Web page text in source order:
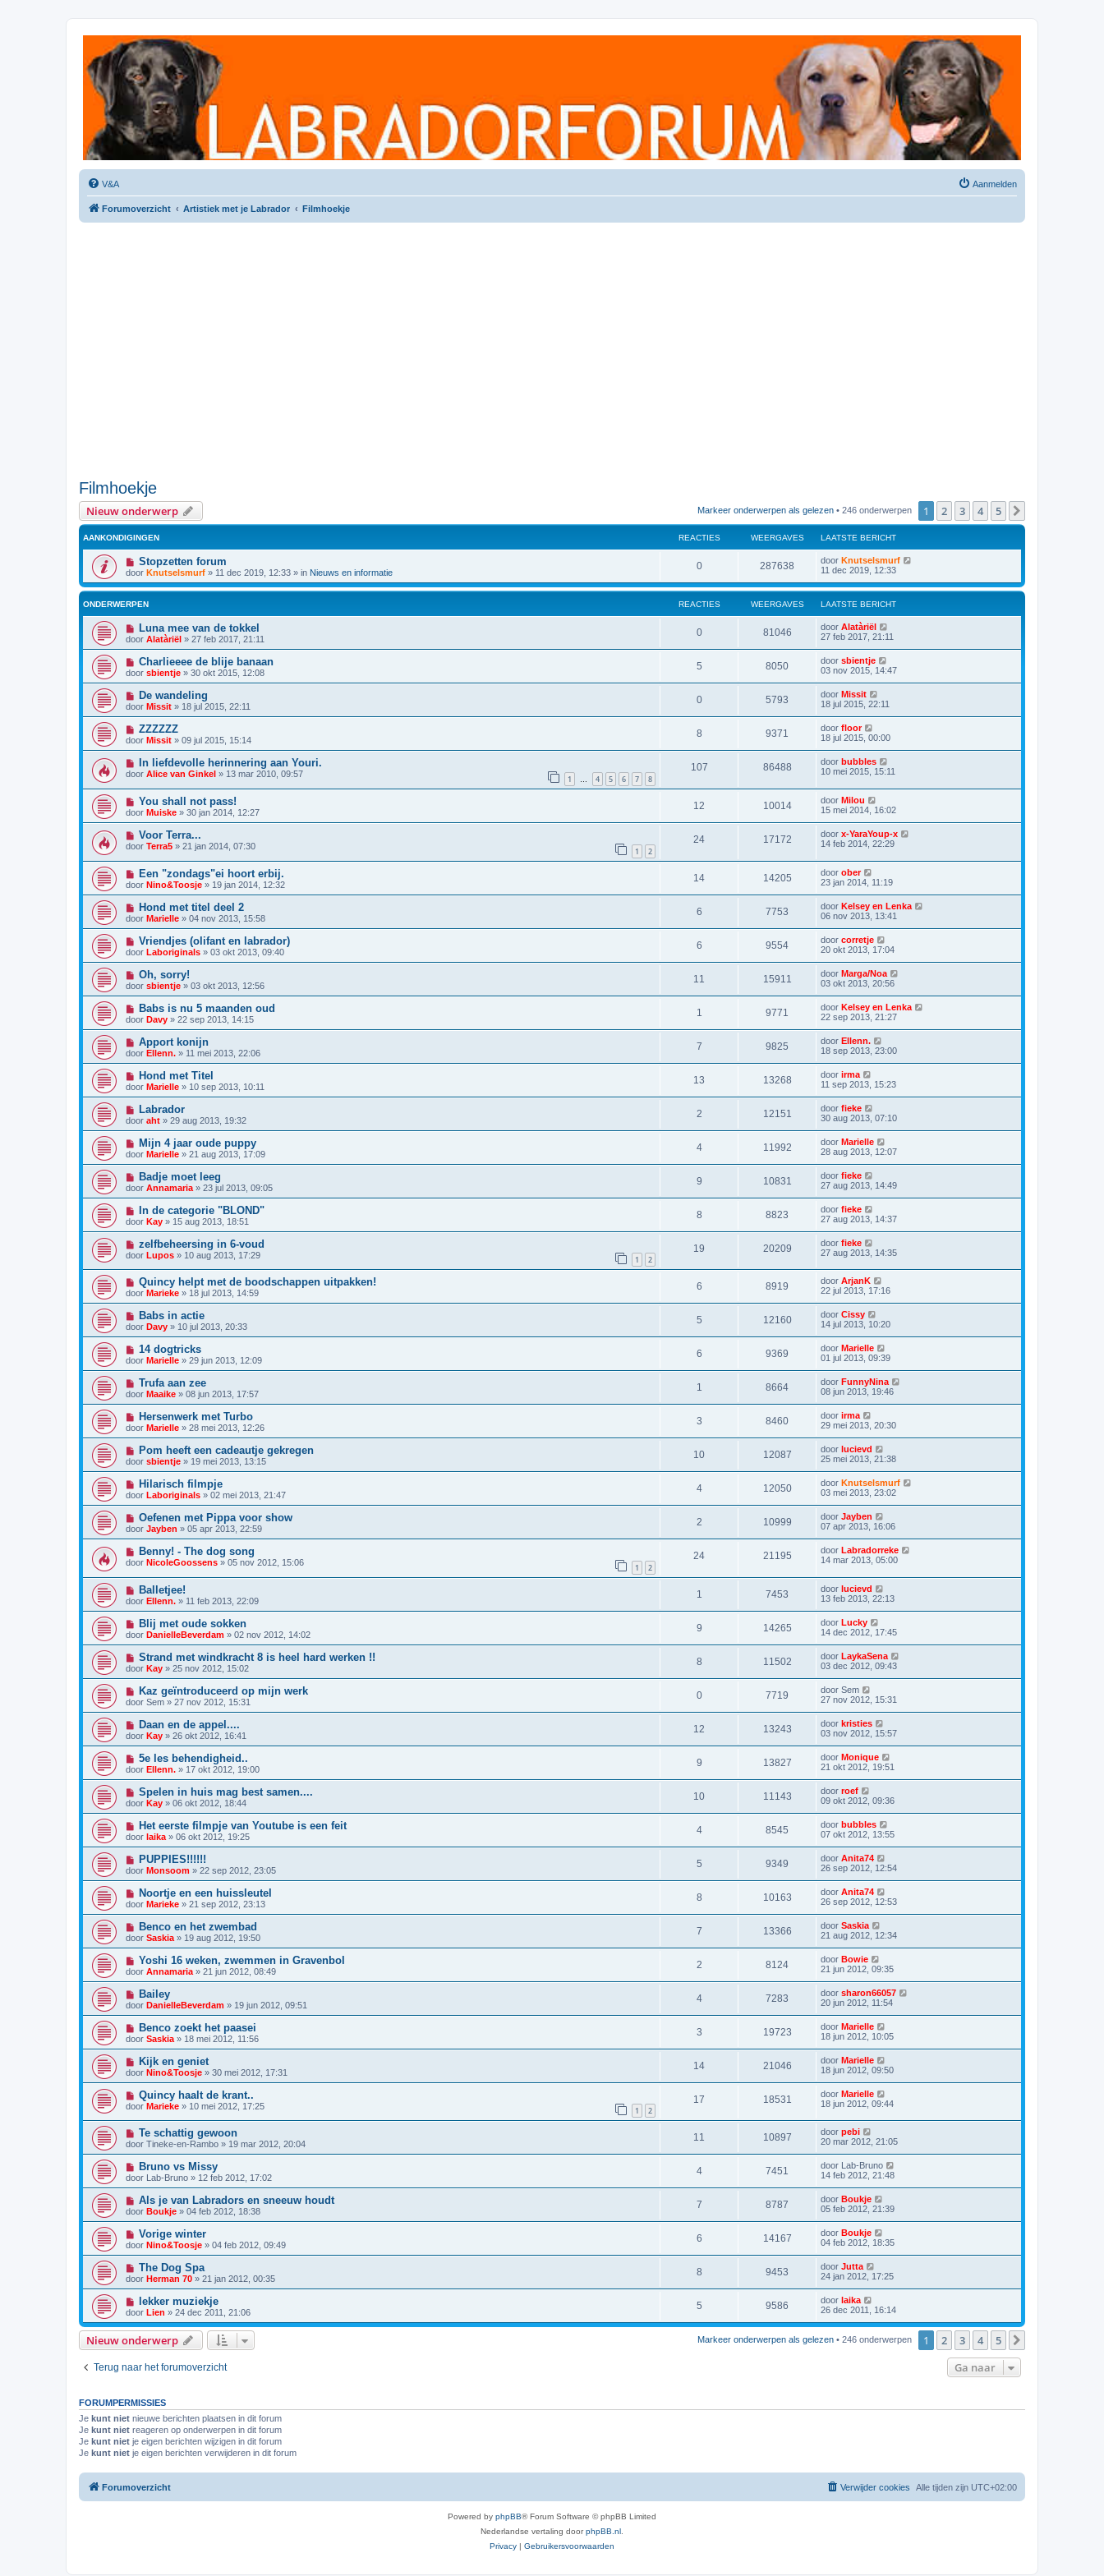
Labradorforum
Het gezelligste Labradorforum van Nederland en België!
V&A Aanmelden
Forumoverzicht Artistiek met je Labrador Filmhoekje
Filmhoekje
Nieuw onderwerp Markeer onderwerpen als gelezen • 246 onderwerpen 1 2 3 4 5
AANKONDIGINGEN REACTIES WEERGAVES LAATSTE BERICHT
Stopzetten forum
door Knutselsmurf » 11 dec 2019, 12:33 » in Nieuws en informatie
0 287638 door Knutselsmurf
11 dec 2019, 12:33
ONDERWERPEN REACTIES WEERGAVES LAATSTE BERICHT
Luna mee van de tokkel
door Alatàriël » 27 feb 2017, 21:11
0 81046 door Alatàriël
27 feb 2017, 21:11
Charlieeee de blije banaan
door sbientje » 30 okt 2015, 12:08
5 8050 door sbientje
03 nov 2015, 14:47
De wandeling
door Missit » 18 jul 2015, 22:11
0 5793 door Missit
18 jul 2015, 22:11
ZZZZZZ
door Missit » 09 jul 2015, 15:14
8 9371 door floor
18 jul 2015, 00:00
In liefdevolle herinnering aan Youri.
door Alice van Ginkel » 13 mar 2010, 09:57 1 … 4 5 6 7 8
107 86488 door bubbles
10 mei 2015, 15:11
You shall not pass!
door Muiske » 30 jan 2014, 12:27
12 10014 door Milou
15 mei 2014, 16:02
Voor Terra...
door Terra5 » 21 jan 2014, 07:30 1 2
24 17172 door x-YaraYoup-x
14 feb 2014, 22:29
Een "zondags"ei hoort erbij.
door Nino&Toosje » 19 jan 2014, 12:32
14 14205 door ober
23 jan 2014, 11:19
Hond met titel deel 2
door Marielle » 04 nov 2013, 15:58
6 7753 door Kelsey en Lenka
06 nov 2013, 13:41
Vriendjes (olifant en labrador)
door Laboriginals » 03 okt 2013, 09:40
6 9554 door corretje
20 okt 2013, 17:04
Oh, sorry!
door sbientje » 03 okt 2013, 12:56
11 15911 door Marga/Noa
03 okt 2013, 20:56
Babs is nu 5 maanden oud
door Davy » 22 sep 2013, 14:15
1 9771 door Kelsey en Lenka
22 sep 2013, 21:27
Apport konijn
door Ellenn. » 11 mei 2013, 22:06
7 9825 door Ellenn.
18 sep 2013, 23:00
Hond met Titel
door Marielle » 10 sep 2013, 10:11
13 13268 door irma
11 sep 2013, 15:23
Labrador
door aht » 29 aug 2013, 19:32
2 12151 door fieke
30 aug 2013, 07:10
Mijn 4 jaar oude puppy
door Marielle » 21 aug 2013, 17:09
4 11992 door Marielle
28 aug 2013, 12:07
Badje moet leeg
door Annamaria » 23 jul 2013, 09:05
9 10831 door fieke
27 aug 2013, 14:49
In de categorie "BLOND"
door Kay » 15 aug 2013, 18:51
8 8823 door fieke
27 aug 2013, 14:37
zelfbeheersing in 6-voud
door Lupos » 10 aug 2013, 17:29 1 2
19 20209 door fieke
27 aug 2013, 14:35
Quincy helpt met de boodschappen uitpakken!
door Marieke » 18 jul 2013, 14:59
6 8919 door ArjanK
22 jul 2013, 17:16
Babs in actie
door Davy » 10 jul 2013, 20:33
5 12160 door Cissy
14 jul 2013, 10:20
14 dogtricks
door Marielle » 29 jun 2013, 12:09
6 9369 door Marielle
01 jul 2013, 09:39
Trufa aan zee
door Maaike » 08 jun 2013, 17:57
1 8664 door FunnyNina
08 jun 2013, 19:46
Hersenwerk met Turbo
door Marielle » 28 mei 2013, 12:26
3 8460 door irma
29 mei 2013, 20:30
Pom heeft een cadeautje gekregen
door sbientje » 19 mei 2013, 13:15
10 12087 door lucievd
25 mei 2013, 21:38
Hilarisch filmpje
door Laboriginals » 02 mei 2013, 21:47
4 12050 door Knutselsmurf
03 mei 2013, 23:02
Oefenen met Pippa voor show
door Jayben » 05 apr 2013, 22:59
2 10999 door Jayben
07 apr 2013, 16:06
Benny! - The dog song
door NicoleGoossens » 05 nov 2012, 15:06 1 2
24 21195 door Labradorreke
14 mar 2013, 05:00
Balletjee!
door Ellenn. » 11 feb 2013, 22:09
1 7453 door lucievd
13 feb 2013, 22:13
Blij met oude sokken
door DanielleBeverdam » 02 nov 2012, 14:02
9 14265 door Lucky
14 dec 2012, 17:45
Strand met windkracht 8 is heel hard werken !!
door Kay » 25 nov 2012, 15:02
8 11502 door LaykaSena
03 dec 2012, 09:43
Kaz geïntroduceerd op mijn werk
door Sem » 27 nov 2012, 15:31
0 7719 door Sem
27 nov 2012, 15:31
Daan en de appel....
door Kay » 26 okt 2012, 16:41
12 13243 door kristies
03 nov 2012, 15:57
5e les behendigheid..
door Ellenn. » 17 okt 2012, 19:00
9 13827 door Monique
21 okt 2012, 19:51
Spelen in huis mag best samen....
door Kay » 06 okt 2012, 18:44
10 11143 door roef
09 okt 2012, 09:36
Het eerste filmpje van Youtube is een feit
door laika » 06 okt 2012, 19:25
4 8545 door bubbles
07 okt 2012, 13:55
PUPPIES!!!!!!
door Monsoom » 22 sep 2012, 23:05
5 9349 door Anita74
26 sep 2012, 12:54
Noortje en een huissleutel
door Marieke » 21 sep 2012, 23:13
8 10163 door Anita74
26 sep 2012, 12:53
Benco en het zwembad
door Saskia » 19 aug 2012, 19:50
7 13366 door Saskia
21 aug 2012, 12:34
Yoshi 16 weken, zwemmen in Gravenbol
door Annamaria » 21 jun 2012, 08:49
2 8124 door Bowie
21 jun 2012, 09:35
Bailey
door DanielleBeverdam » 19 jun 2012, 09:51
4 7283 door sharon66057
20 jun 2012, 11:54
Benco zoekt het paasei
door Saskia » 18 mei 2012, 11:56
3 19723 door Marielle
18 jun 2012, 10:05
Kijk en geniet
door Nino&Toosje » 30 mei 2012, 17:31
14 21046 door Marielle
18 jun 2012, 09:50
Quincy haalt de krant..
door Marieke » 10 mei 2012, 17:25 1 2
17 18531 door Marielle
18 jun 2012, 09:44
Te schattig gewoon
door Tineke-en-Rambo » 19 mar 2012, 20:04
11 10897 door pebi
20 mar 2012, 21:05
Bruno vs Missy
door Lab-Bruno » 12 feb 2012, 17:02
4 7451 door Lab-Bruno
14 feb 2012, 21:48
Als je van Labradors en sneeuw houdt
door Boukje » 04 feb 2012, 18:38
7 8787 door Boukje
05 feb 2012, 21:39
Vorige winter
door Nino&Toosje » 04 feb 2012, 09:49
6 14167 door Boukje
04 feb 2012, 18:35
The Dog Spa
door Herman 70 » 21 jan 2012, 00:35
8 9453 door Jutta
24 jan 2012, 17:25
lekker muziekje
door Lien » 24 dec 2011, 21:06
5 9586 door laika
26 dec 2011, 16:14
Nieuw onderwerp Markeer onderwerpen als gelezen • 246 onderwerpen 1 2 3 4 5
Terug naar het forumoverzicht Ga naar
FORUMPERMISSIES
Je kunt niet nieuwe berichten plaatsen in dit forum
Je kunt niet reageren op onderwerpen in dit forum
Je kunt niet je eigen berichten wijzigen in dit forum
Je kunt niet je eigen berichten verwijderen in dit forum
Forumoverzicht Alle tijden zijn UTC+02:00
Verwijder cookies
Powered by phpBB® Forum Software © phpBB Limited
Nederlandse vertaling doorphpBB.nl
Privacy | Gebruikersvoorwaarden